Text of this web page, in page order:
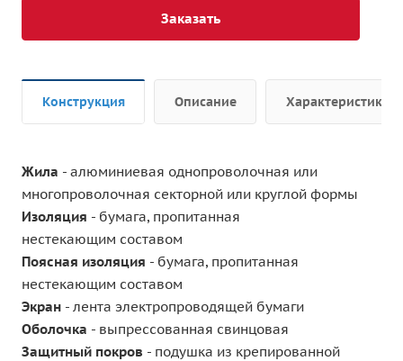
Заказать
Конструкция Описание Характеристики
Жила - алюминиевая однопроволочная или
многопроволочная секторной или круглой формы
Изоляция - бумага, пропитанная
нестекающим составом
Поясная изоляция - бумага, пропитанная
нестекающим составом
Экран - лента электропроводящей бумаги
Оболочка - выпрессованная свинцовая
Защитный покров - подушка из крепированной